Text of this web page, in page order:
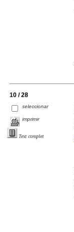
10 / 28
seleccionar
imprimir
Text complet